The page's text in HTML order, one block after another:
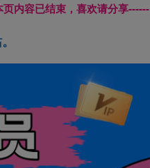
页内容已结束，喜欢请分享------